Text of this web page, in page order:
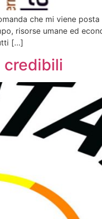
che mi viene
risorse umane ed
[…]
credibili